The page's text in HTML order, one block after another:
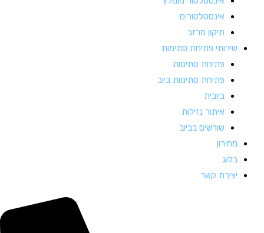
אינסטלטורים
תיקון מרזב
שירותי פתיחת סתימות
פתיחת סתימות
פתיחת סתימות ביוב
ביובית
איתור נזילות
שורשים בביוב
מחירון
בלוג
יצירת קשר